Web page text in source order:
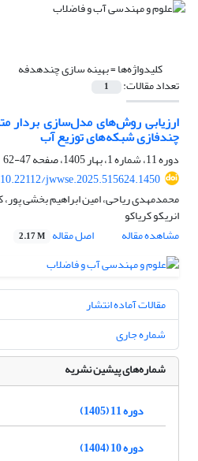
کلیدواژه‌ها =بهینه سازی چندهدفه
تعداد مقالات: 1
ارزیابی روش‌های مدل‌سازی بردار
چندفازیشبکه‌های توزیع آب
دوره 11، شماره 1، بهار 1405، صفحه
47-62
10.22112/jwwse.2025.515624.1450
محمدمهدی ریاحی، امین ابراهیم بخشی پور،
انریکو کریاکو
مشاهده مقاله
اصل مقاله 2.17 M
مقالات آماده انتشار
شماره جاری
شماره‌های پیشین نشریه
دوره 11 (1405)
دوره 10 (1404)